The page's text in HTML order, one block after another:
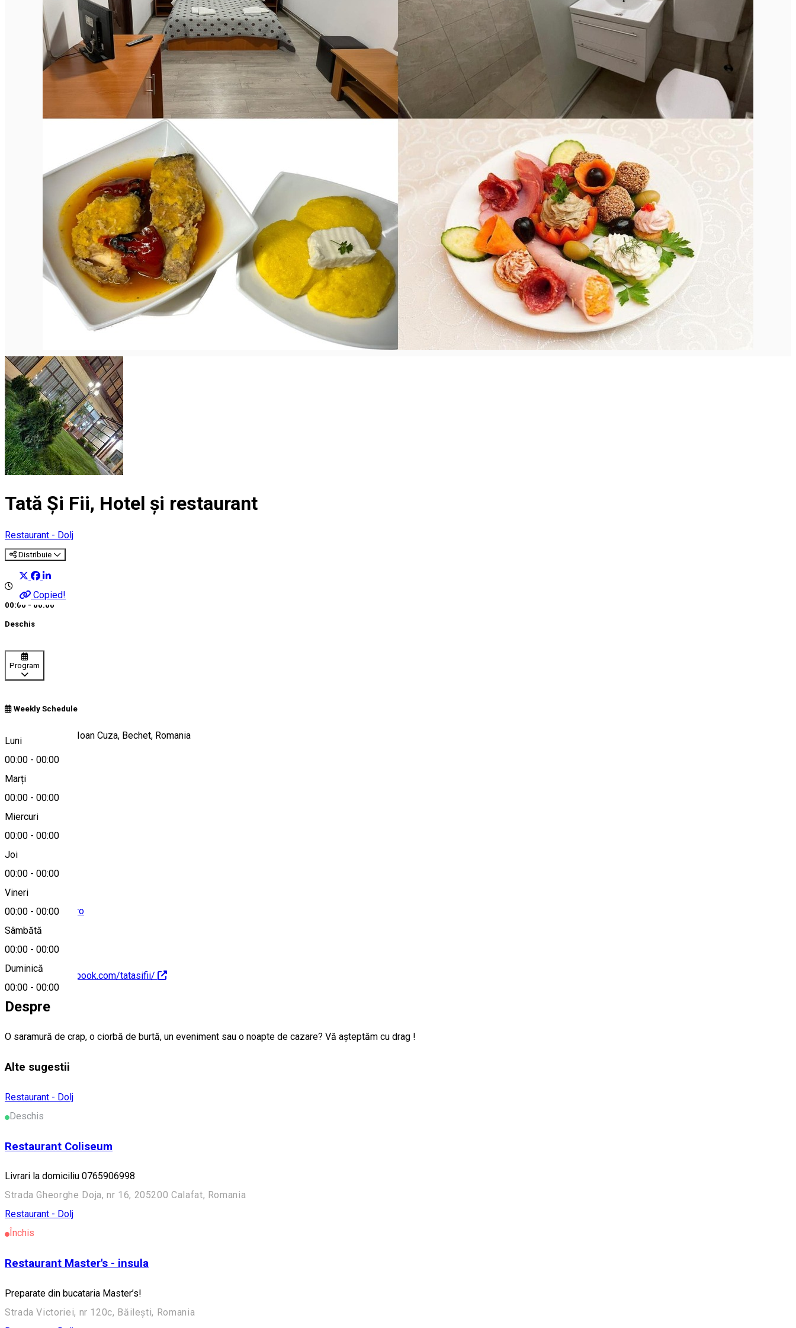
Închirieri auto
Închirieri biciclete
Taxi
Încărcare vehicule electrice
Tată Și Fii, Hotel și restaurant
Restaurant - Dolj
Distribuie
Copied!
00:00 - 00:00
Deschis
Program
Weekly Schedule
Luni
00:00 - 00:00
Marți
00:00 - 00:00
Miercuri
00:00 - 00:00
Joi
00:00 - 00:00
Vineri
00:00 - 00:00
Sâmbătă
00:00 - 00:00
Duminică
00:00 - 00:00
Strada Alexandru Ioan Cuza, Bechet, Romania
Hartă
contact@tatasifii.ro
https://www.facebook.com/tatasifii/
Despre
O saramură de crap, o ciorbă de burtă, un eveniment sau o noapte de cazare? Vă așteptăm cu drag !
Alte sugestii
Restaurant - Dolj
Deschis
Restaurant Coliseum
Livrari la domiciliu 0765906998
Strada Gheorghe Doja, nr 16, 205200 Calafat, Romania
Restaurant - Dolj
Închis
Restaurant Master's - insula
Preparate din bucataria Master’s!
Strada Victoriei, nr 120c, Băilești, Romania